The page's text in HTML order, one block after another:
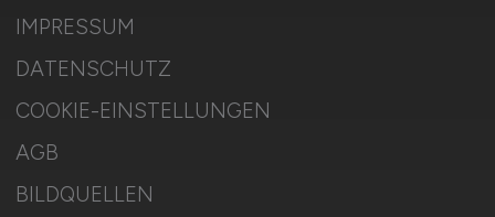
IMPRESSUM
DATENSCHUTZ
COOKIE-EINSTELLUNGEN
AGB
BILDQUELLEN